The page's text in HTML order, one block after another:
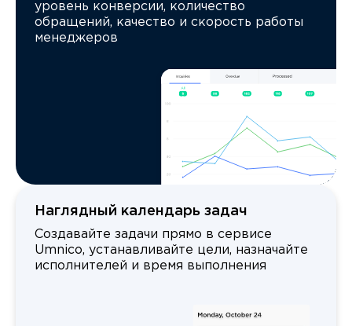
уровень конверсии, количество
обращений, качество и скорость работы
менеджеров
Наглядный календарь задач
Создавайте задачи прямо в сервисе
Umnico, устанавливайте цели, назначайте
исполнителей и время выполнения